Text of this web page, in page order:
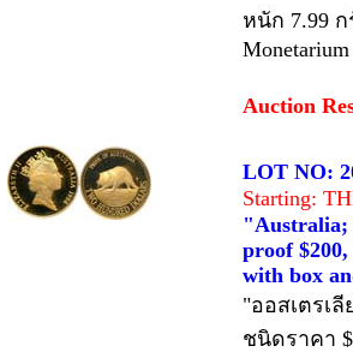
หนัก 7.99
Auction
LOT NO:
Starting:
"Australia;
proof $200,
with box
"ออสเตรเ
ชนิดราคา